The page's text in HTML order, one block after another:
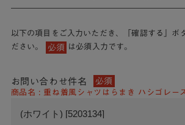
以下の項目をご入力いただき、「確認する」ボ
ださい。
必須 は必須入力です。
お問い合わせ件名 必須
商品名 : 重ね着風シャツはらまき ハシゴレ